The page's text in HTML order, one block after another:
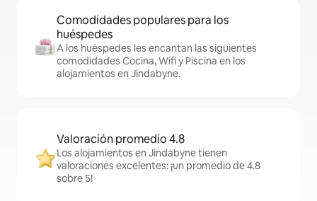
Comodidades populares para los
huéspedes
A los huéspedes les encantan las siguientes
comodidades Cocina, Wifi y Piscina en los
alojamientos en Jindabyne.
Valoración promedio 4.8
Los alojamientos en Jindabyne tienen
valoraciones excelentes: ¡un promedio de 4.8
sobre 5!